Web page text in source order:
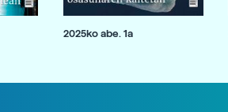
2025ko abe. 1a